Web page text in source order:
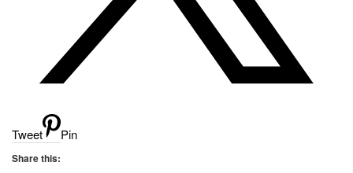
Tweet Pin
Share this: